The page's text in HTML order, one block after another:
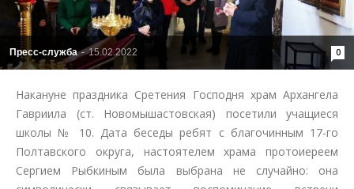
Пресс-служба - 15.02.2022 0
Накануне праздника Сретения Господня храм Архангела
Гавриила (ст. Новомышастовская) посетили учащиеся
школы № 10. Дата беседы ребят с благочинным 17-го
Полтавского округа, настоятелем храма протоиереем
Сергием Рыбкиным была выбрана не случайно: она